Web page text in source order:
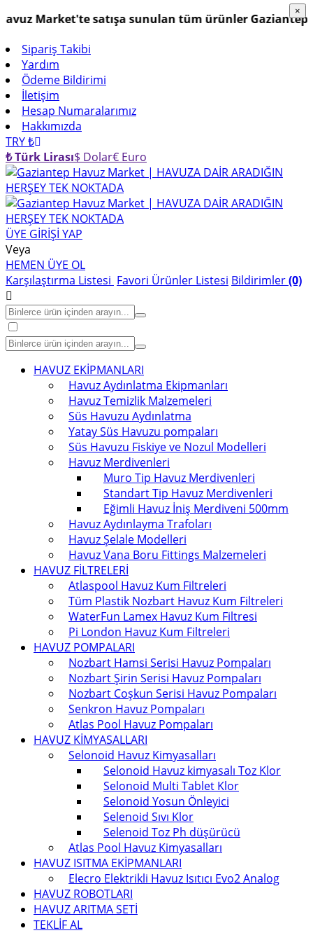
Market'te satışa sunulan tüm ürünler Gaziantep
Sipariş Takibi
Yardım
Ödeme Bildirimi
İletişim
Hesap Numaralarımız
Hakkımızda
TRY ₺
₺ Türk Lirası$ Dolar€ Euro
ÜYE GİRİŞİ YAP
Veya
HEMEN ÜYE OL
Karşılaştırma Listesi Favori Ürünler Listesi Bildirimler(0)
HAVUZ EKİPMANLARI
Havuz Aydınlatma Ekipmanları
Havuz Temizlik Malzemeleri
Süs Havuzu Aydınlatma
Yatay Süs Havuzu pompaları
Süs Havuzu Fiskiye ve Nozul Modelleri
Havuz Merdivenleri
Muro Tip Havuz Merdivenleri
Standart Tip Havuz Merdivenleri
Eğimli Havuz İniş Merdiveni 500mm
Havuz Aydınlayma Trafoları
Havuz Şelale Modelleri
Havuz Vana Boru Fittings Malzemeleri
HAVUZ FİLTRELERİ
Atlaspool Havuz Kum Filtreleri
Tüm Plastik Nozbart Havuz Kum Filtreleri
WaterFun Lamex Havuz Kum Filtresi
Pi London Havuz Kum Filtreleri
HAVUZ POMPALARI
Nozbart Hamsi Serisi Havuz Pompaları
Nozbart Şirin Serisi Havuz Pompaları
Nozbart Coşkun Serisi Havuz Pompaları
Senkron Havuz Pompaları
Atlas Pool Havuz Pompaları
HAVUZ KİMYASALLARI
Selonoid Havuz Kimyasalları
Selonoid Havuz kimyasalı Toz Klor
Selonoid Multi Tablet Klor
Selonoid Yosun Önleyici
Selenoid Sıvı Klor
Selenoid Toz Ph düşürücü
Atlas Pool Havuz Kimyasalları
HAVUZ ISITMA EKİPMANLARI
Elecro Elektrikli Havuz Isıtıcı Evo2 Analog
HAVUZ ROBOTLARI
HAVUZ ARITMA SETİ
TEKLİF AL
×
×